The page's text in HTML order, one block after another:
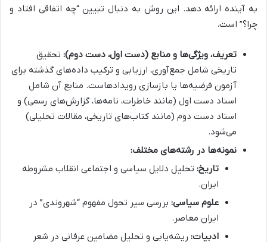
به آینده ارائه دهد. این روش به دنبال تبیین “چه اتفاقی افتاد و
چرا؟” است.
تعریف، ویژگی‌ها و منابع (دست اول، دست دوم): تحقیق
تاریخی شامل جمع‌آوری، ارزیابی و ترکیب داده‌های گذشته برای
آزمون فرضیه‌ها یا بازسازی رویدادهاست. منابع آن شامل
اسناد دست اول (مانند خاطرات، نامه‌ها، گزارش‌های رسمی) و
اسناد دست دوم (مانند کتاب‌های تاریخی، مقالات تحلیلی)
می‌شود.
نمونه‌ها در رشته‌های مختلف:
تاریخ: تحلیل دلایل سیاسی و اجتماعی انقلاب مشروطه
ایران.
علوم سیاسی: بررسی سیر تحول مفهوم “شهروندی” در
ایران معاصر.
ادبیات: ریشه‌یابی و تحلیل مضامین عرفانی در شعر